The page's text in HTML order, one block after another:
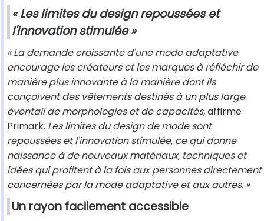
« Les limites du design repoussées et
l'innovation stimulée »
« La demande croissante d'une mode adaptative
encourage les créateurs et les marques à réfléchir de
manière plus innovante à la manière dont ils
conçoivent des vêtements destinés à un plus large
éventail de morphologies et de capacités,affirme
Primark. Les limites du design de mode sont
repoussées et l'innovation stimulée, ce qui donne
naissance à de nouveaux matériaux, techniques et
idées qui profitent à la fois aux personnes directement
concernées par la mode adaptative et aux autres. »
Un rayon facilement accessible